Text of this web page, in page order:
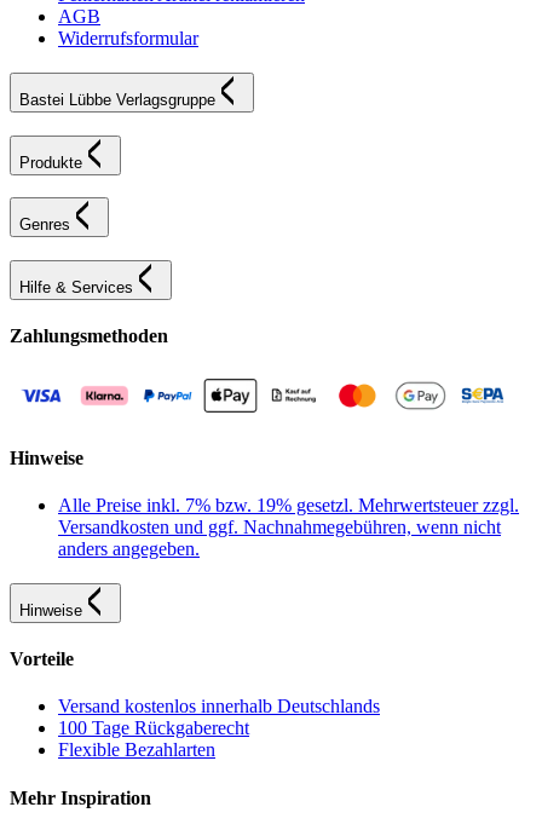
AGB
Widerrufsformular
Bastei Lübbe Verlagsgruppe
Produkte
Genres
Hilfe & Services
Zahlungsmethoden
Hinweise
Alle Preise inkl. 7% bzw. 19% gesetzl. Mehrwertsteuer zzgl.
Versandkosten und ggf. Nachnahmegebühren, wenn nicht
anders angegeben.
Hinweise
Vorteile
Versand kostenlos innerhalb Deutschlands
100 Tage Rückgaberecht
Flexible Bezahlarten
Mehr Inspiration